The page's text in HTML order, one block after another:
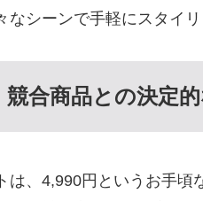
シーンで手軽にスタイ
合商品との決定
は、4,990円というお手